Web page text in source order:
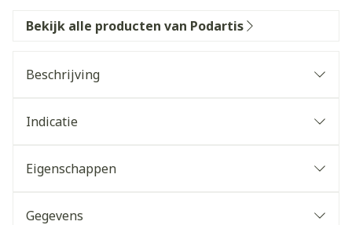
Bekijk alle producten van Podartis
Beschrijving
Indicatie
Eigenschappen
Gegevens